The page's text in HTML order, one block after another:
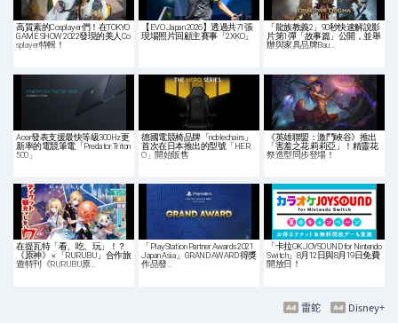
高質素的Cosplayer們！在TOKYO
GAME SHOW 2022發現的美人Co
splayer特輯！
【EVO Japan 2026】透過共71張
現場照片回顧主賽事「2XKO」
「龍族教義2」90秒快速解說影
片第1彈「故事篇」公開，並舉
辦與家具品牌Bau…
Acer發表支援最快等級300Hz更
新率的電競筆電「Predator Triton
500」
德國電競椅品牌「noblechairs」
首次在日本推出的型號「HER
O」開始販售
《英雄聯盟：激鬥峽谷》推出
「害羞之花 莉莉亞」！精靈花
祭造型同步登場！
在提瓦特「看、吃、玩」！？
《原神》 × 「RURUBU」合作旅
遊特刊《RURUBU原…
「PlayStation Partner Awards 2021
Japan Asia」GRAND AWARD 得獎
作品發…
「卡拉OK JOYSOUND for Nintendo
Switch」8月12日與8月19日免費
開放日！
Disney+
雷蛇